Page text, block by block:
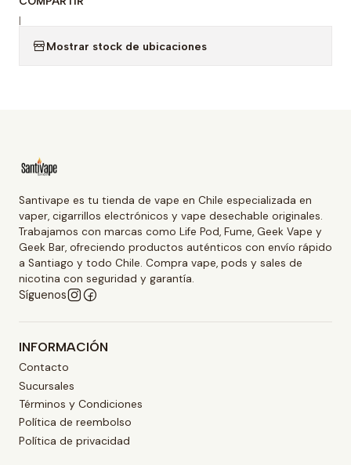
|
Mostrar stock de ubicaciones
Santivape es tu tienda de vape en Chile especializada en
vaper, cigarrillos electrónicos y vape desechable originales.
Trabajamos con marcas como Life Pod, Fume, Geek Vape y
Geek Bar, ofreciendo productos auténticos con envío rápido
a Santiago y todo Chile. Compra vape, pods y sales de
nicotina con seguridad y garantía.
Síguenos
INFORMACIÓN
Contacto
Sucursales
Términos y Condiciones
Política de reembolso
Política de privacidad